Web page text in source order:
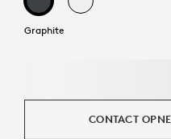
Graphite
CONTACT